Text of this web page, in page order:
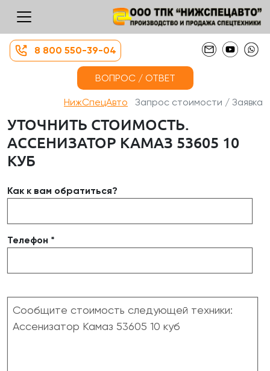
8 800 550-39-04
ВОПРОС / ОТВЕТ
НижСпецАвто Запрос стоимости / Заявка
УТОЧНИТЬ СТОИМОСТЬ.
АССЕНИЗАТОР КАМАЗ 53605 10
КУБ
Как к вам обратиться?
Телефон *